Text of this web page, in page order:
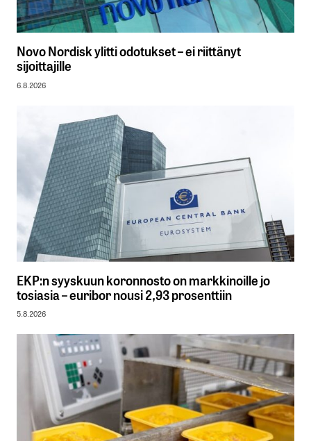
Novo Nordisk ylitti odotukset – ei riittänyt
sijoittajille
6.8.2026
EKP:n syyskuun koronnosto on markkinoille jo
tosiasia – euribor nousi 2,93 prosenttiin
5.8.2026